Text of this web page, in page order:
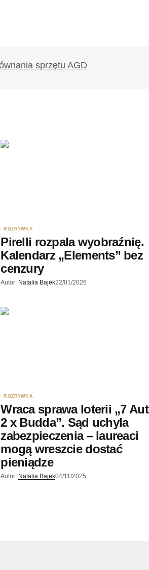
ROZRYWKA
Pirelli rozpala wyobraźnię.
Kalendarz „Elements” bez
cenzury
Autor: Natalia Bajek22/01/2026
ROZRYWKA
Wraca sprawa loterii „7 Aut
2 x Budda”. Sąd uchyla
zabezpieczenia – laureaci
mogą wreszcie dostać
pieniądze
Autor: Natalia Bajek04/11/2025